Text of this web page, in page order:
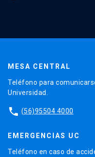
MESA CENTRAL
Teléfono para
Universidad.
phone (56)95504 4000
EMERGENCIAS UC
Teléfono en caso de